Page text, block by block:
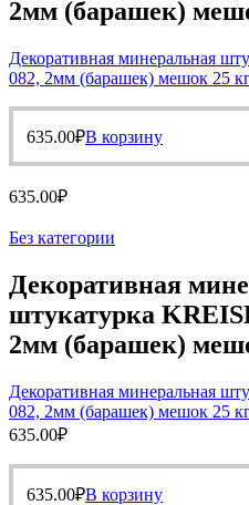
2мм (барашек)
Декоративная минеральная
082, 2мм (барашек) мешок 25
635.00₽В корзину
635.00₽
Без категории
Декоративная
штукатурка
2мм (барашек)
Декоративная минеральная
082, 2мм (барашек) мешок 25
635.00₽
635.00₽В корзину